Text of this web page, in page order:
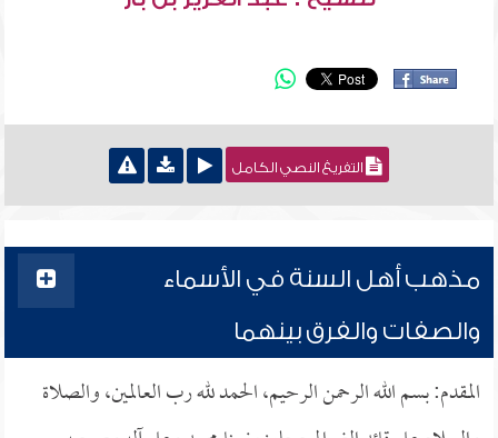
التفريغ النصي الكامل
مذهب أهل السنة في الأسماء
والصفات والفرق بينهما
المقدم: بسم الله الرحمن الرحيم، الحمد لله رب العالمين، والصلاة